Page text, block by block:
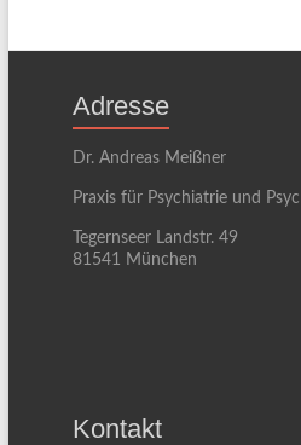
Adresse
Dr. Andreas Meißner
Praxis für Psychiatrie und
Tegernseer Landstr. 49
81541 München
Kontakt